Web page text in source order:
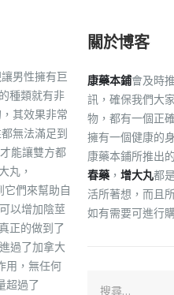
男性擁有巨
種類就有非
其效果非常
無法滿足到
能讓雙方都
丸，
們來幫助自
以增加陰莖
正的做到了
過了加拿大
用，無任何
超過了
關於博客
康藥本鋪會及時
訊，確保我們大
物，都有一個正
擁有一個健康的
康藥本鋪所推出
春藥 ， 增大丸都
活所著想，而且
如有需要可進行